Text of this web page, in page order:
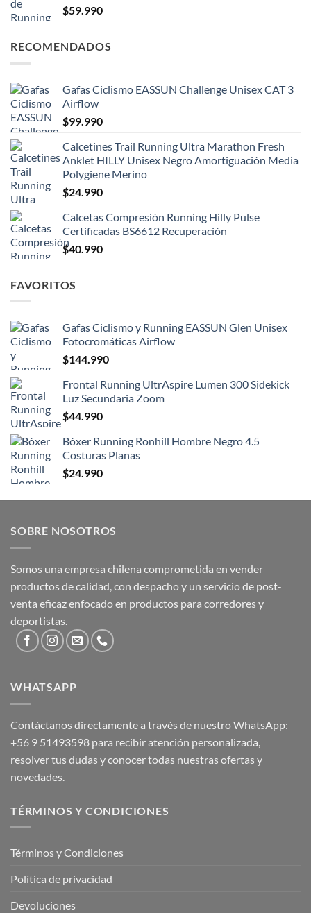
$59.990
RECOMENDADOS
Gafas Ciclismo EASSUN Challenge Unisex CAT 3
Airflow
$99.990
Calcetines Trail Running Ultra Marathon Fresh
Anklet HILLY Unisex Negro Amortiguación Media
Polygiene Merino
$24.990
Calcetas Compresión Running Hilly Pulse
Certificadas BS6612 Recuperación
$40.990
FAVORITOS
Gafas Ciclismo y Running EASSUN Glen Unisex
Fotocromáticas Airflow
$144.990
Frontal Running UltrAspire Lumen 300 Sidekick
Luz Secundaria Zoom
$44.990
Bóxer Running Ronhill Hombre Negro 4.5
Costuras Planas
$24.990
SOBRE NOSOTROS
Somos una empresa chilena comprometida en vender
productos de calidad, con despacho y un servicio de post-
venta eficaz enfocado en productos para corredores y
deportistas.
WHATSAPP
Contáctanos directamente a través de nuestro WhatsApp:
+56 9 51493598 para recibir atención personalizada,
resolver tus dudas y conocer todas nuestras ofertas y
novedades.
TÉRMINOS Y CONDICIONES
Términos y Condiciones
Política de privacidad
Devoluciones